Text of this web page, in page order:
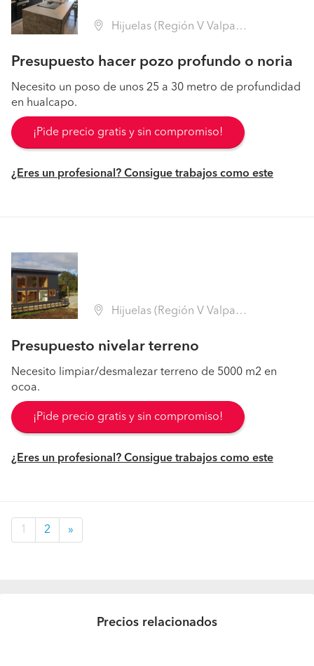
Hijuelas (Región V Valparaíso - Quillota)
Presupuesto hacer pozo profundo o noria
Necesito un poso de unos 25 a 30 metro de profundidad
en hualcapo.
¡Pide precio gratis y sin compromiso!
¿Eres un profesional? Consigue trabajos como este
Hijuelas (Región V Valparaíso - Quillota)
Presupuesto nivelar terreno
Necesito limpiar/desmalezar terreno de 5000 m2 en
ocoa.
¡Pide precio gratis y sin compromiso!
¿Eres un profesional? Consigue trabajos como este
1 2 »
Precios relacionados